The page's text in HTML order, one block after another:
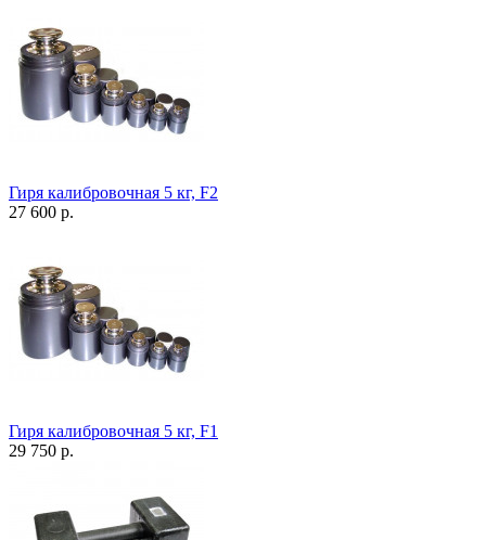
Гиря калибровочная 5 кг, F2
27 600 р.
Гиря калибровочная 5 кг, F1
29 750 р.